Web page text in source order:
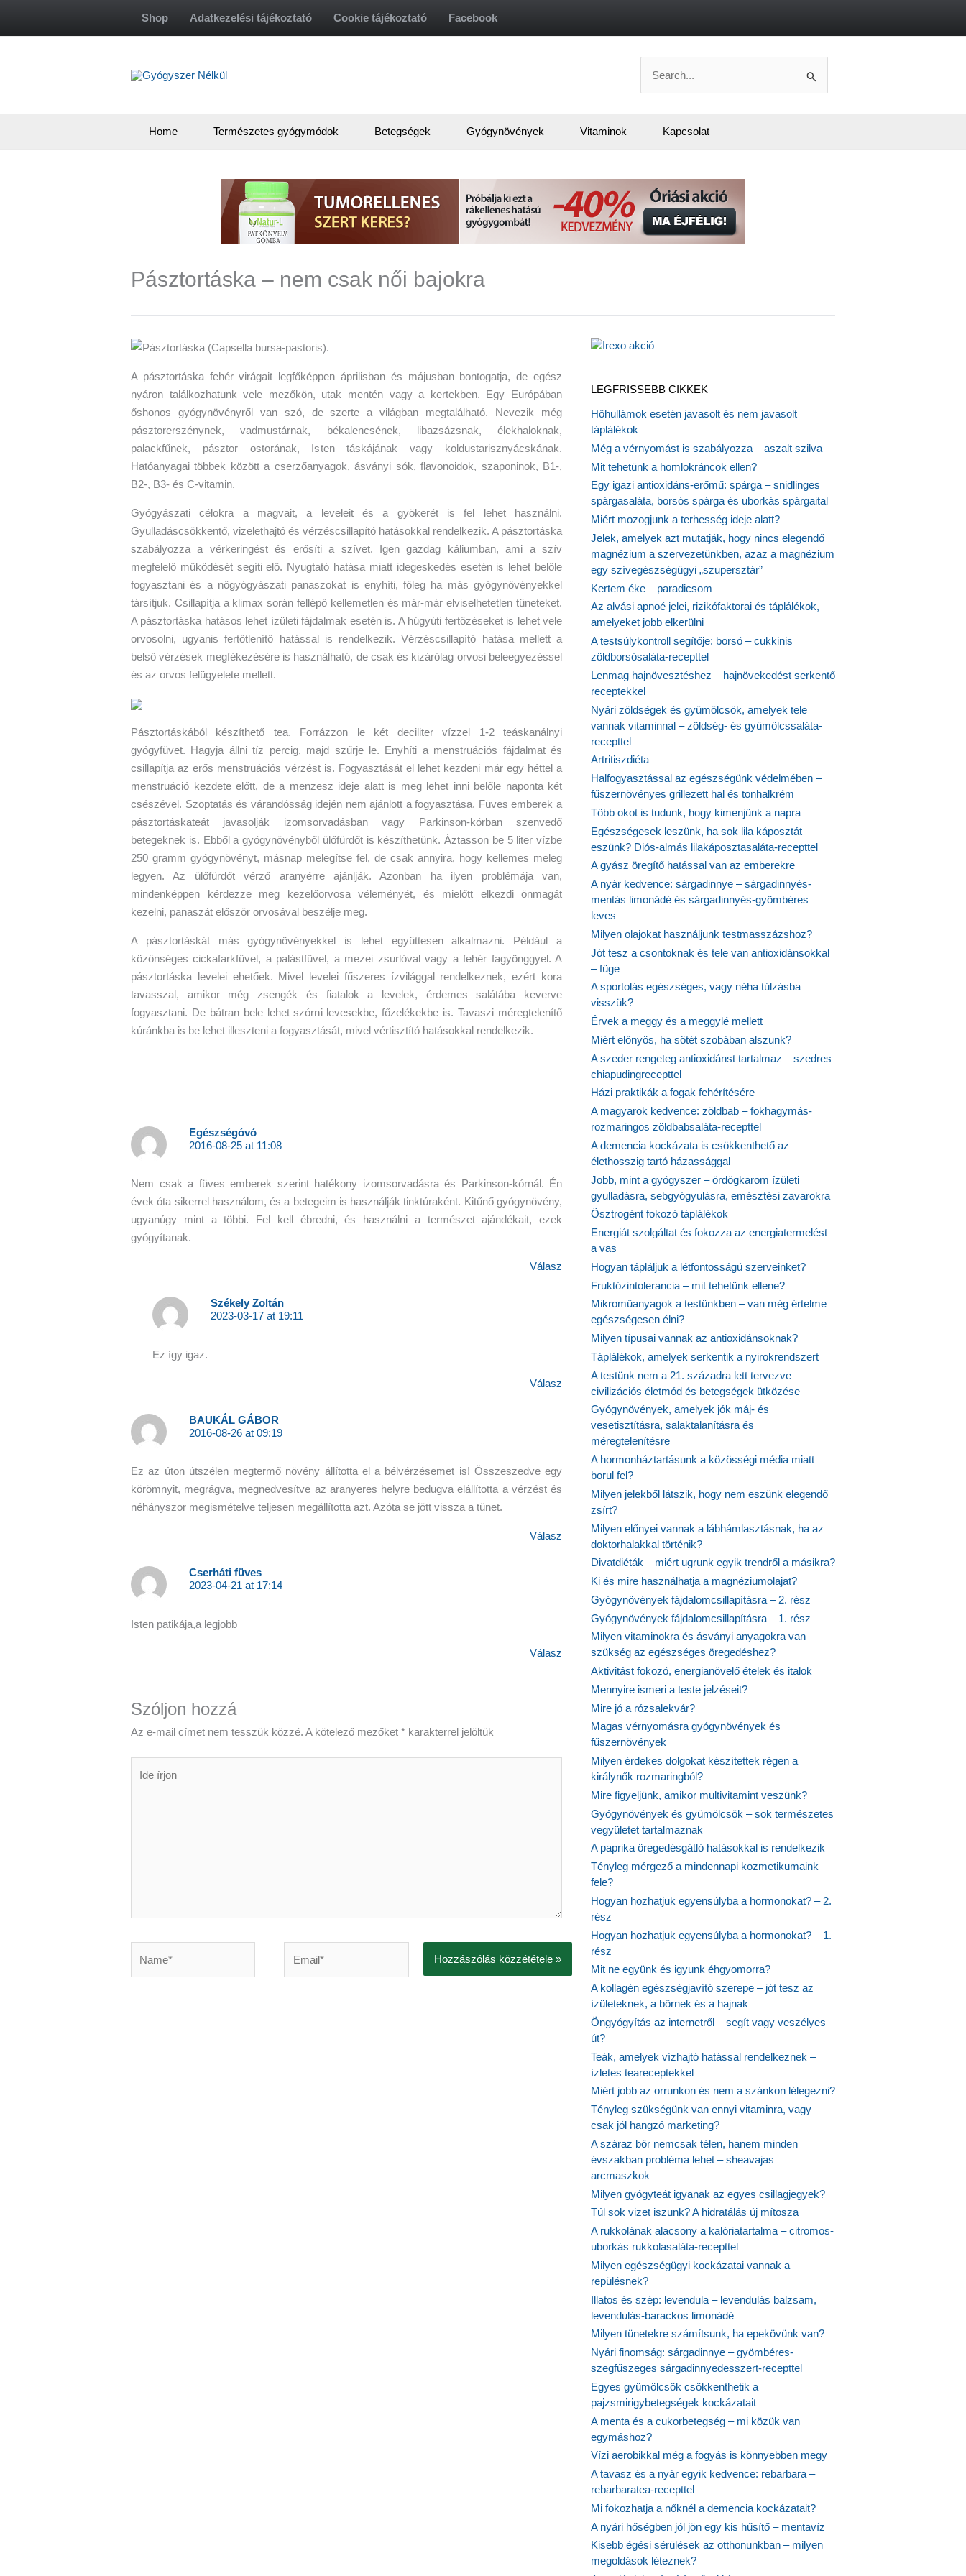
Shop Adatkezelési tájékoztató Cookie tájékoztató Facebook
for:
Home Természetes gyógymódok Betegségek Gyógynövények Vitaminok Kapcsolat
Pásztortáska – nem csak női bajokra
A pásztortáska fehér virágait legfőképpen áprilisban és májusban bontogatja, de egész
nyáron találkozhatunk vele mezőkön, utak mentén vagy a kertekben. Egy Európában
őshonos gyógynövényről van szó, de szerte a világban megtalálható. Nevezik még
pásztorerszénynek, vadmustárnak, békalencsének, libazsázsnak, élekhaloknak,
palackfűnek, pásztor ostorának, Isten táskájának vagy koldustarisznyácskának.
Hatóanyagai többek között a cserzőanyagok, ásványi sók, flavonoidok, szaponinok, B1-,
B2-, B3- és C-vitamin.
Gyógyászati célokra a magvait, a leveleit és a gyökerét is fel lehet használni.
Gyulladáscsökkentő, vizelethajtó és vérzéscsillapító hatásokkal rendelkezik. A pásztortáska
szabályozza a vérkeringést és erősíti a szívet. Igen gazdag káliumban, ami a szív
megfelelő működését segíti elő. Nyugtató hatása miatt idegeskedés esetén is lehet belőle
fogyasztani és a nőgyógyászati panaszokat is enyhíti, főleg ha más gyógynövényekkel
társítjuk. Csillapítja a klimax során fellépő kellemetlen és már-már elviselhetetlen tüneteket.
A pásztortáska hatásos lehet ízületi fájdalmak esetén is. A húgyúti fertőzéseket is lehet vele
orvosolni, ugyanis fertőtlenítő hatással is rendelkezik. Vérzéscsillapító hatása mellett a
belső vérzések megfékezésére is használható, de csak és kizárólag orvosi beleegyezéssel
és az orvos felügyelete mellett.
Pásztortáskából készíthető tea. Forrázzon le két deciliter vízzel 1-2 teáskanálnyi
gyógyfüvet. Hagyja állni tíz percig, majd szűrje le. Enyhíti a menstruációs fájdalmat és
csillapítja az erős menstruációs vérzést is. Fogyasztását el lehet kezdeni már egy héttel a
menstruáció kezdete előtt, de a menzesz ideje alatt is meg lehet inni belőle naponta két
csészével. Szoptatás és várandósság idején nem ajánlott a fogyasztása. Füves emberek a
pásztortáskateát javasolják izomsorvadásban vagy Parkinson-kórban szenvedő
betegeknek is. Ebből a gyógynövényből ülőfürdőt is készíthetünk. Áztasson be 5 liter vízbe
250 gramm gyógynövényt, másnap melegítse fel, de csak annyira, hogy kellemes meleg
legyen. Az ülőfürdőt vérző aranyérre ajánlják. Azonban ha ilyen problémája van,
mindenképpen kérdezze meg kezelőorvosa véleményét, és mielőtt elkezdi önmagát
kezelni, panaszát először orvosával beszélje meg.
A pásztortáskát más gyógynövényekkel is lehet együttesen alkalmazni. Például a
közönséges cickafarkfűvel, a palástfűvel, a mezei zsurlóval vagy a fehér fagyönggyel. A
pásztortáska levelei ehetőek. Mivel levelei fűszeres ízvilággal rendelkeznek, ezért kora
tavasszal, amikor még zsengék és fiatalok a levelek, érdemes salátába keverve
fogyasztani. De bátran bele lehet szórni levesekbe, főzelékekbe is. Tavaszi méregtelenítő
kúránkba is be lehet illeszteni a fogyasztását, mivel vértisztító hatásokkal rendelkezik.
Egészségóvó
2016-08-25 at 11:08
Nem csak a füves emberek szerint hatékony izomsorvadásra és Parkinson-kórnál. Én
évek óta sikerrel használom, és a betegeim is használják tinktúraként. Kitűnő gyógynövény,
ugyanúgy mint a többi. Fel kell ébredni, és használni a természet ajándékait, ezek
gyógyítanak.
Válasz
Székely Zoltán
2023-03-17 at 19:11
Ez így igaz.
Válasz
BAUKÁL GÁBOR
2016-08-26 at 09:19
Ez az úton útszélen megtermő növény állította el a bélvérzésemet is! Összeszedve egy
körömnyit, megrágva, megnedvesítve az aranyeres helyre bedugva elállította a vérzést és
néhányszor megismételve teljesen megállította azt. Azóta se jött vissza a tünet.
Válasz
Cserháti füves
2023-04-21 at 17:14
Isten patikája,a legjobb
Válasz
Szóljon hozzá
Az e-mail címet nem tesszük közzé. A kötelező mezőket * karakterrel jelöltük
LEGFRISSEBB CIKKEK
Hőhullámok esetén javasolt és nem javasolt
táplálékok
Még a vérnyomást is szabályozza – aszalt szilva
Mit tehetünk a homlokráncok ellen?
Egy igazi antioxidáns-erőmű: spárga – snidlinges
spárgasaláta, borsós spárga és uborkás spárgaital
Miért mozogjunk a terhesség ideje alatt?
Jelek, amelyek azt mutatják, hogy nincs elegendő
magnézium a szervezetünkben, azaz a magnézium
egy szívegészségügyi „szupersztár”
Kertem éke – paradicsom
Az alvási apnoé jelei, rizikófaktorai és táplálékok,
amelyeket jobb elkerülni
A testsúlykontroll segítője: borsó – cukkinis
zöldborsósaláta-recepttel
Lenmag hajnövesztéshez – hajnövekedést serkentő
receptekkel
Nyári zöldségek és gyümölcsök, amelyek tele
vannak vitaminnal – zöldség- és gyümölcssaláta-
recepttel
Artritiszdiéta
Halfogyasztással az egészségünk védelmében –
fűszernövényes grillezett hal és tonhalkrém
Több okot is tudunk, hogy kimenjünk a napra
Egészségesek leszünk, ha sok lila káposztát
eszünk? Diós-almás lilakáposztasaláta-recepttel
A gyász öregítő hatással van az emberekre
A nyár kedvence: sárgadinnye – sárgadinnyés-
mentás limonádé és sárgadinnyés-gyömbéres
leves
Milyen olajokat használjunk testmasszázshoz?
Jót tesz a csontoknak és tele van antioxidánsokkal
– füge
A sportolás egészséges, vagy néha túlzásba
visszük?
Érvek a meggy és a meggylé mellett
Miért előnyös, ha sötét szobában alszunk?
A szeder rengeteg antioxidánst tartalmaz – szedres
chiapudingrecepttel
Házi praktikák a fogak fehérítésére
A magyarok kedvence: zöldbab – fokhagymás-
rozmaringos zöldbabsaláta-recepttel
A demencia kockázata is csökkenthető az
élethosszig tartó házassággal
Jobb, mint a gyógyszer – ördögkarom ízületi
gyulladásra, sebgyógyulásra, emésztési zavarokra
Ösztrogént fokozó táplálékok
Energiát szolgáltat és fokozza az energiatermelést
a vas
Hogyan tápláljuk a létfontosságú szerveinket?
Fruktózintolerancia – mit tehetünk ellene?
Mikroműanyagok a testünkben – van még értelme
egészségesen élni?
Milyen típusai vannak az antioxidánsoknak?
Táplálékok, amelyek serkentik a nyirokrendszert
A testünk nem a 21. századra lett tervezve –
civilizációs életmód és betegségek ütközése
Gyógynövények, amelyek jók máj- és
vesetisztításra, salaktalanításra és
méregtelenítésre
A hormonháztartásunk a közösségi média miatt
borul fel?
Milyen jelekből látszik, hogy nem eszünk elegendő
zsírt?
Milyen előnyei vannak a lábhámlasztásnak, ha az
doktorhalakkal történik?
Divatdiéták – miért ugrunk egyik trendről a másikra?
Ki és mire használhatja a magnéziumolajat?
Gyógynövények fájdalomcsillapításra – 2. rész
Gyógynövények fájdalomcsillapításra – 1. rész
Milyen vitaminokra és ásványi anyagokra van
szükség az egészséges öregedéshez?
Aktivitást fokozó, energianövelő ételek és italok
Mennyire ismeri a teste jelzéseit?
Mire jó a rózsalekvár?
Magas vérnyomásra gyógynövények és
fűszernövények
Milyen érdekes dolgokat készítettek régen a
királynők rozmaringból?
Mire figyeljünk, amikor multivitamint veszünk?
Gyógynövények és gyümölcsök – sok természetes
vegyületet tartalmaznak
A paprika öregedésgátló hatásokkal is rendelkezik
Tényleg mérgező a mindennapi kozmetikumaink
fele?
Hogyan hozhatjuk egyensúlyba a hormonokat? – 2.
rész
Hogyan hozhatjuk egyensúlyba a hormonokat? – 1.
rész
Mit ne együnk és igyunk éhgyomorra?
A kollagén egészségjavító szerepe – jót tesz az
ízületeknek, a bőrnek és a hajnak
Öngyógyítás az internetről – segít vagy veszélyes
út?
Teák, amelyek vízhajtó hatással rendelkeznek –
ízletes teareceptekkel
Miért jobb az orrunkon és nem a szánkon lélegezni?
Tényleg szükségünk van ennyi vitaminra, vagy
csak jól hangzó marketing?
A száraz bőr nemcsak télen, hanem minden
évszakban probléma lehet – sheavajas
arcmaszkok
Milyen gyógyteát igyanak az egyes csillagjegyek?
Túl sok vizet iszunk? A hidratálás új mítosza
A rukkolának alacsony a kalóriatartalma – citromos-
uborkás rukkolasaláta-recepttel
Milyen egészségügyi kockázatai vannak a
repülésnek?
Illatos és szép: levendula – levendulás balzsam,
levendulás-barackos limonádé
Milyen tünetekre számítsunk, ha epekövünk van?
Nyári finomság: sárgadinnye – gyömbéres-
szegfűszeges sárgadinnyedesszert-recepttel
Egyes gyümölcsök csökkenthetik a
pajzsmirigybetegségek kockázatait
A menta és a cukorbetegség – mi közük van
egymáshoz?
Vízi aerobikkal még a fogyás is könnyebben megy
A tavasz és a nyár egyik kedvence: rebarbara –
rebarbaratea-recepttel
Mi fokozhatja a nőknél a demencia kockázatait?
A nyári hőségben jól jön egy kis hűsítő – mentavíz
Kisebb égési sérülések az otthonunkban – milyen
megoldások léteznek?